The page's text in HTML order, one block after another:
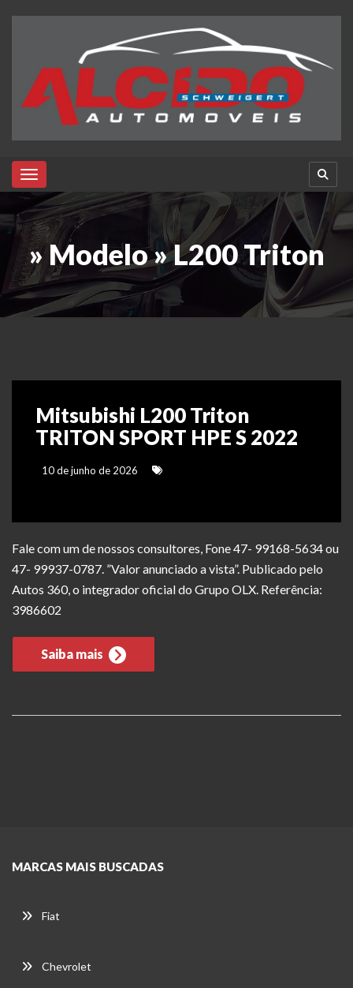
Toggle navigation
» Modelo » L200 Triton
Mitsubishi L200 Triton
TRITON SPORT HPE S 2022
10 de junho de 2026
Fale com um de nossos consultores, Fone 47- 99168-5634 ou
47- 99937-0787. ”Valor anunciado a vista”. Publicado pelo
Autos 360, o integrador oficial do Grupo OLX. Referência:
3986602
Saiba mais
MARCAS MAIS BUSCADAS
Fiat
Chevrolet